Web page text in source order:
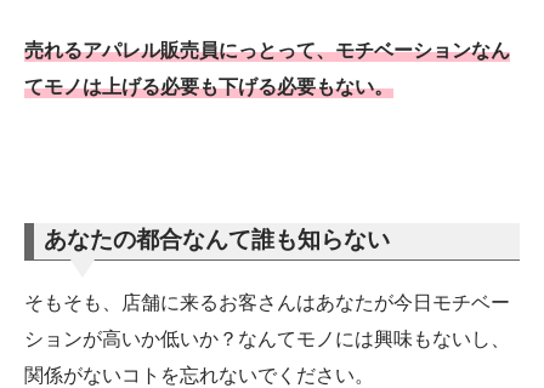
売れるアパレル販売員にっとって、モチベーションなん
てモノは上げる必要も下げる必要もない。
あなたの都合なんて誰も知らない
そもそも、店舗に来るお客さんはあなたが今日モチベー
ションが高いか低いか？なんてモノには興味もないし、
関係がないコトを忘れないでください。